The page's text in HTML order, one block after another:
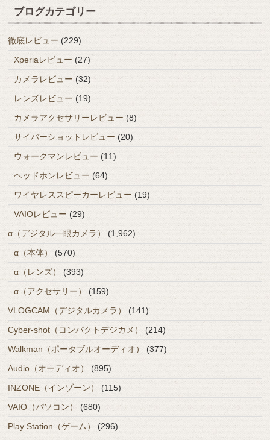
ブログカテゴリー
徹底レビュー (229)
Xperiaレビュー (27)
カメラレビュー (32)
レンズレビュー (19)
カメラアクセサリーレビュー (8)
サイバーショットレビュー (20)
ウォークマンレビュー (11)
ヘッドホンレビュー (64)
ワイヤレススピーカーレビュー (19)
VAIOレビュー (29)
α（デジタル一眼カメラ）
(1,962)
α（本体）
(570)
α（レンズ）
(393)
α（アクセサリー）
(159)
VLOGCAM（デジタルカメラ）
(141)
Cyber-shot（コンパクトデジカメ）
(214)
Walkman（ポータブルオーディオ）
(377)
Audio（オーディオ）
(895)
INZONE（インゾーン）
(115)
VAIO（パソコン）
(680)
Play Station（ゲーム）
(296)